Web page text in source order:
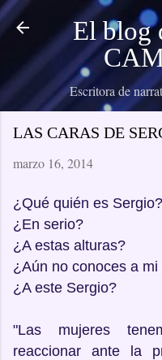
Ir al
El blog
Escritora de
LAS CARAS DE
marzo 16, 2014
¿Qué quién es Sergio?
¿En serio?
¿A estas alturas?
¿Aún no conoces a mi
¿A este Sergio?
"Las mujeres
reaccionar ante la